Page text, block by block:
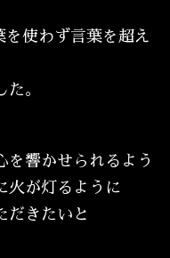
使わず言葉を超え
。
を響かせられるよう
火が灯るように
だきたいと